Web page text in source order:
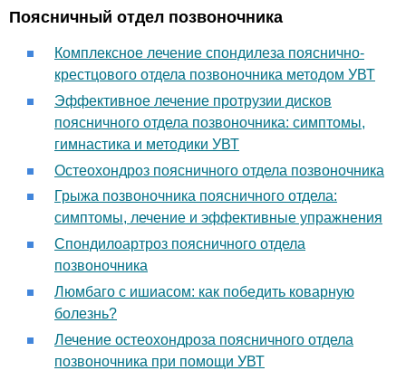
Поясничный отдел позвоночника
Комплексное лечение спондилеза пояснично-
крестцового отдела позвоночника методом УВТ
Эффективное лечение протрузии дисков
поясничного отдела позвоночника: симптомы,
гимнастика и методики УВТ
Остеохондроз поясничного отдела позвоночника
Грыжа позвоночника поясничного отдела:
симптомы, лечение и эффективные упражнения
Спондилоартроз поясничного отдела
позвоночника
Люмбаго с ишиасом: как победить коварную
болезнь?
Лечение остеохондроза поясничного отдела
позвоночника при помощи УВТ